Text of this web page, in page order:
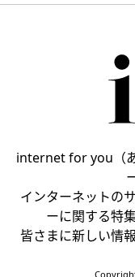
internet for you（
インターネットの
ーに関する特
皆さまに新しい情